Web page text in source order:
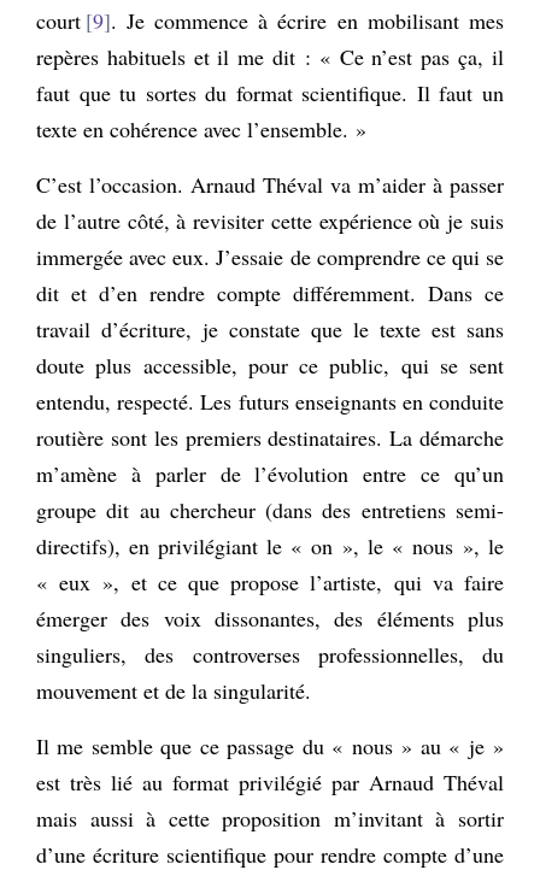
court 9 . Je commence à écrire en mobilisant mes
repères habituels et il me dit : « Ce n’est pas ça, il
faut que tu sortes du format scientifique. Il faut un
texte en cohérence avec l’ensemble. »
C’est l’occasion. Arnaud Théval va m’aider à passer
de l’autre côté, à revisiter cette expérience où je suis
immergée avec eux. J’essaie de comprendre ce qui se
dit et d’en rendre compte différemment. Dans ce
travail d’écriture, je constate que le texte est sans
doute plus accessible, pour ce public, qui se sent
entendu, respecté. Les futurs enseignants en conduite
routière sont les premiers destinataires. La démarche
m’amène à parler de l’évolution entre ce qu’un
groupe dit au chercheur (dans des entretiens semi-
directifs), en privilégiant le « on », le « nous », le
« eux », et ce que propose l’artiste, qui va faire
émerger des voix dissonantes, des éléments plus
singuliers, des controverses professionnelles, du
mouvement et de la singularité.
Il me semble que ce passage du « nous » au « je »
est très lié au format privilégié par Arnaud Théval
mais aussi à cette proposition m’invitant à sortir
d’une écriture scientifique pour rendre compte d’une